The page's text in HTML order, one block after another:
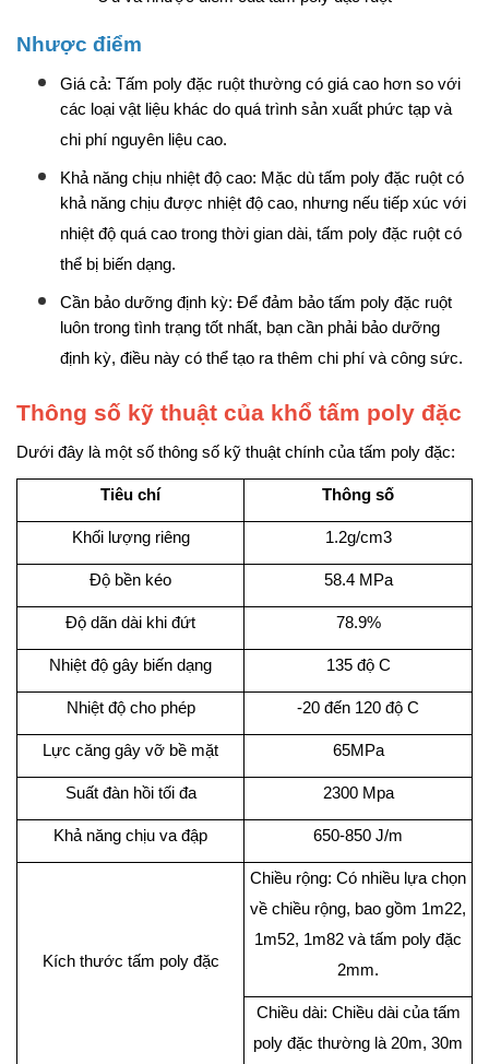
Nhược điểm
Giá cả: Tấm poly đặc ruột thường có giá cao hơn so với
các loại vật liệu khác do quá trình sản xuất phức tạp và
chi phí nguyên liệu cao.
Khả năng chịu nhiệt độ cao: Mặc dù tấm poly đặc ruột có
khả năng chịu được nhiệt độ cao, nhưng nếu tiếp xúc với
nhiệt độ quá cao trong thời gian dài, tấm poly đặc ruột có
thể bị biến dạng.
Cần bảo dưỡng định kỳ: Để đảm bảo tấm poly đặc ruột
luôn trong tình trạng tốt nhất, bạn cần phải bảo dưỡng
định kỳ, điều này có thể tạo ra thêm chi phí và công sức.
Thông số kỹ thuật của khổ tấm poly đặc
Dưới đây là một số thông số kỹ thuật chính của tấm poly đặc:
Tiêu chí Thông số
Khối lượng riêng 1.2g/cm3
Độ bền kéo 58.4 MPa
Độ dãn dài khi đứt 78.9%
Nhiệt độ gây biến dạng 135 độ C
Nhiệt độ cho phép -20 đến 120 độ C
Lực căng gây vỡ bề mặt 65MPa
Suất đàn hồi tối đa 2300 Mpa
Khả năng chịu va đập 650-850 J/m
Kích thước tấm poly đặc
Chiều rộng: Có nhiều lựa chọn
về chiều rộng, bao gồm 1m22,
1m52, 1m82 và tấm poly đặc
2mm.
Chiều dài: Chiều dài của tấm
poly đặc thường là 20m, 30m